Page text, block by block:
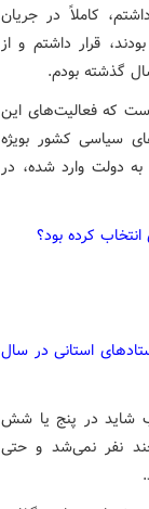
کاملاً در جریان
بودند، قرار داشتم و از
گذشته بودم.
که فعالیت‌های این
سیاسی کشور بویژه
دولت وارد شده، در
کرده بود؟
استانی در سال
شاید در پنج یا شش
نفر نمی‌شد و حتی